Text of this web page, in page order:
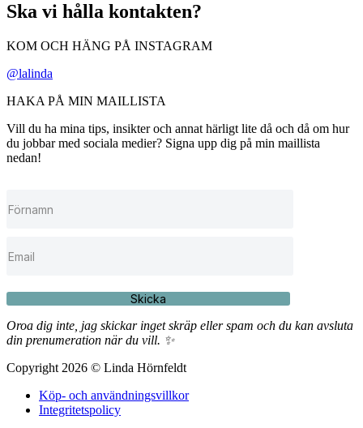
Ska vi hålla kontakten?
KOM OCH HÄNG PÅ INSTAGRAM
@lalinda
HAKA PÅ MIN MAILLISTA
Vill du ha mina tips, insikter och annat härligt lite då och då om hur
du jobbar med sociala medier? Signa upp dig på min maillista
nedan!
Skicka
Oroa dig inte, jag skickar inget skräp eller spam och du kan avsluta
din prenumeration när du vill. ✨
Copyright 2026 © Linda Hörnfeldt
Köp- och användningsvillkor
Integritetspolicy